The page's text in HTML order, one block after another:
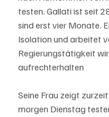
testen. Gallati ist seit
sind erst vier Monate.
Isolation und arbeitet
Regierungstätigkeit
aufrechterhalten
Seine Frau zeigt
morgen Dienstag